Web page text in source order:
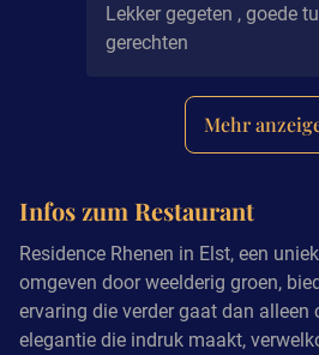
Lekker gegeten , goede
gerechten
Mehr
Infos zum Restaurant
Residence Rhenen in Elst, een
omgeven door weelderig groen,
ervaring die verder gaat dan alleen
elegantie die indruk maakt,